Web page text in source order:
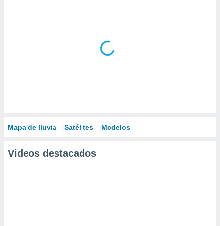
Mapa de lluvia Satélites Modelos
Videos destacados